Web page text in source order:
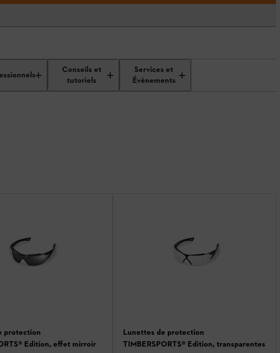
Conseils et
tutoriels
Services et
Évènements
protection
Edition, effet mirroir
Lunettes de protection
TIMBERSPORTS® Edition, transparentes